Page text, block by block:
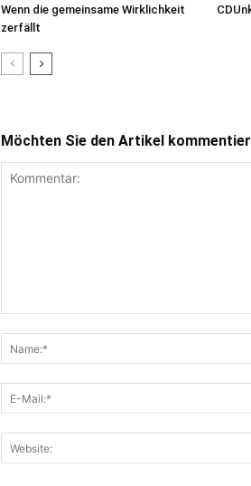
Wenn die gemeinsame Wirklichkeit
zerfällt
Möchten Sie den Artikel